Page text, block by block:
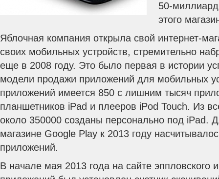
50-
этого
Яблочная компания открыла свой интернет-
своих мобильных устройств, стремительно
еще в 2008 году. Это было первая в истории
модели продажи приложений для мобильных
приложений имеется 850 с лишним тысяч
планшетников iPad и плееров iPod Touch. Из
около 350000 созданы персонально под iPad.
магазине Google Play к 2013 году
приложений.
В начале мая 2013 года на сайте эппловского